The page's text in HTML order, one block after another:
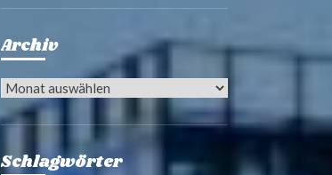
Archiv
Archiv
Schlagwörter